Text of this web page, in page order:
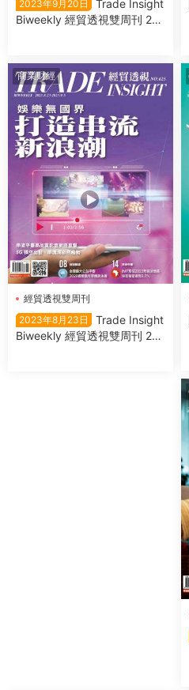
2023年9月20日
Trade Insight
Biweekly 經貿透視雙周刊 202
商業财經
經貿透視雙周刊
2023年8月23日
Trade Insight
Biweekly 經貿透視雙周刊 202